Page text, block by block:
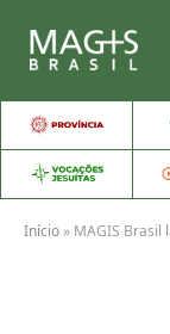
Início » MAGIS Brasil